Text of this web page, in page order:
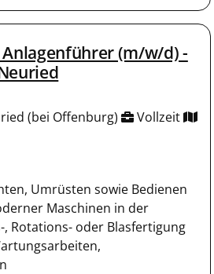
(m/w/d) -
(bei Offenburg)
Vollzeit
Umrüsten sowie Bedienen
Maschinen in der
Rotations- oder Blasfertigung